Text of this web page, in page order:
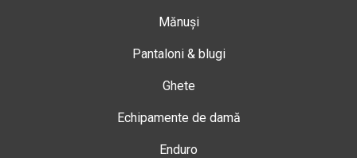
Mănuși
Pantaloni & blugi
Ghete
Echipamente de damă
Enduro